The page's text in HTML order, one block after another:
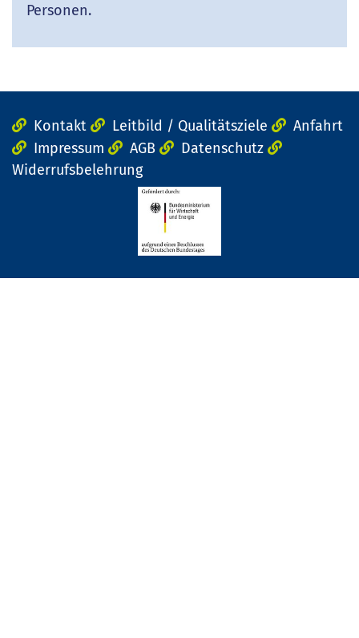
Personen.
Kontakt Leitbild / Qualitätsziele
Anfahrt
Impressum
AGB
Datenschutz
Widerrufsbelehrung